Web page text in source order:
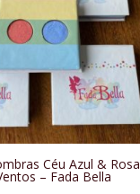
Céu Azul & Rosa
– Fada Bella